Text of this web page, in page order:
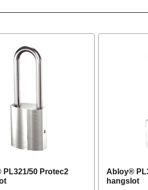
50 Protec2
Abloy®
hangslot